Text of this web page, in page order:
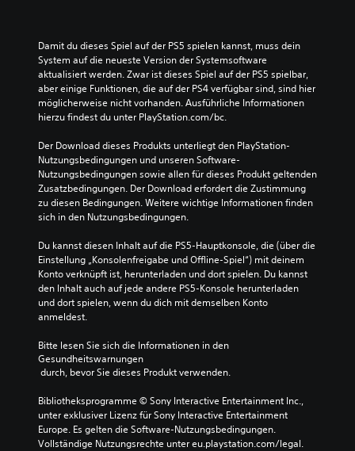
Damit du dieses Spiel auf der PS5 spielen kannst, muss dein
System auf die neueste Version der Systemsoftware
aktualisiert werden. Zwar ist dieses Spiel auf der PS5 spielbar,
aber einige Funktionen, die auf der PS4 verfügbar sind, sind hier
möglicherweise nicht vorhanden. Ausführliche Informationen
hierzu findest du unter PlayStation.com/bc.
Der Download dieses Produkts unterliegt den PlayStation-
Nutzungsbedingungen und unseren Software-
Nutzungsbedingungen sowie allen für dieses Produkt geltenden
Zusatzbedingungen. Der Download erfordert die Zustimmung
zu diesen Bedingungen. Weitere wichtige Informationen finden
sich in den Nutzungsbedingungen.
Du kannst diesen Inhalt auf die PS5-Hauptkonsole, die (über die
Einstellung „Konsolenfreigabe und Offline-Spiel“) mit deinem
Konto verknüpft ist, herunterladen und dort spielen. Du kannst
den Inhalt auch auf jede andere PS5-Konsole herunterladen
und dort spielen, wenn du dich mit demselben Konto
anmeldest.
Bitte lesen Sie sich die Informationen in den
Gesundheitswarnungen
durch, bevor Sie dieses Produkt verwenden.
Bibliotheksprogramme © Sony Interactive Entertainment Inc.,
unter exklusiver Lizenz für Sony Interactive Entertainment
Europe. Es gelten die Software-Nutzungsbedingungen.
Vollständige Nutzungsrechte unter eu.playstation.com/legal.